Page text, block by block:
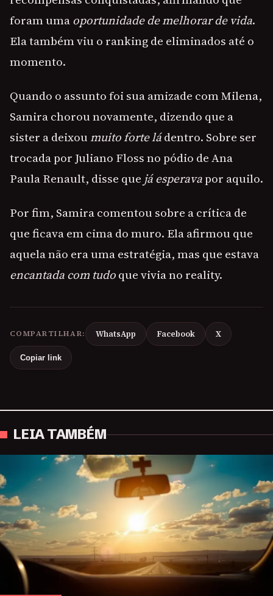
foram umaoportunidade de melhorar de vida.
Ela também viu o ranking de eliminados até o
momento.
Quando o assunto foi sua amizade com Milena,
Samira chorou novamente, dizendo que a
sister a deixou muito forte ládentro. Sobre ser
trocada por Juliano Floss no pódio de Ana
Paula Renault, disse que já esperavapor aquilo.
Por fim, Samira comentou sobre a crítica de
que ficava em cima do muro. Ela afirmou que
aquela não era uma estratégia, mas que estava
encantada com tudoque vivia no reality.
COMPARTILHAR: WhatsApp Facebook X
Copiar link
LEIA TAMBÉM